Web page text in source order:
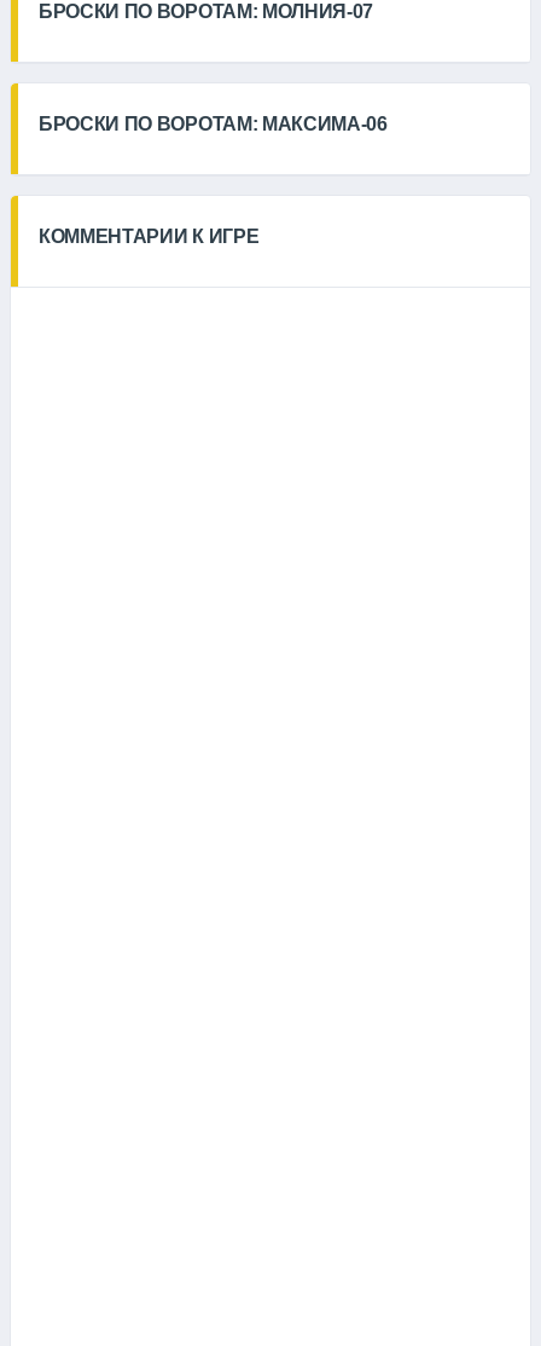
БРОСКИ ПО ВОРОТАМ: МОЛНИЯ-07
БРОСКИ ПО ВОРОТАМ: МАКСИМА-06
КОММЕНТАРИИ К ИГРЕ